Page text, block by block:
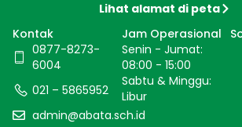
Lihat alamat di peta
Kontak
0877-8273-
6004
021 – 5865952
admin@abata.sch.id
Jam Operasional
Senin - Jumat:
08:00 - 15:00
Sabtu & Minggu:
Libur